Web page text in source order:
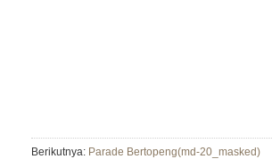
Berikutnya: Parade Bertopeng(md-20_masked)